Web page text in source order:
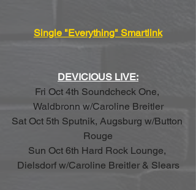
Single "Everything" Smartlink
DEVICIOUS LIVE:
Fri Oct 4th Soundcheck One,
Waldbronn w/Caroline Breitler
Sat Oct 5th Sputnik, Augsburg w/Button
Rouge
Sun Oct 6th Hard Rock Lounge,
Dielsdorf w/Caroline Breitler & Slears